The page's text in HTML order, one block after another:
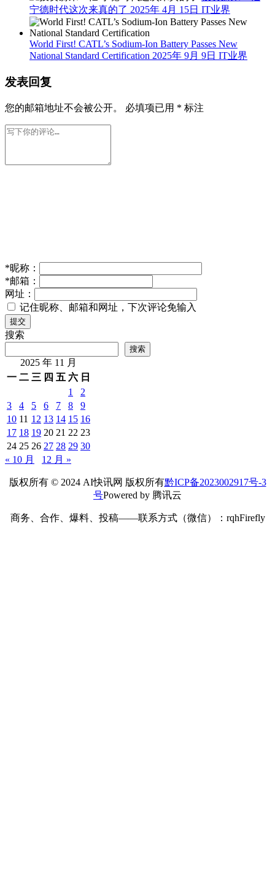
宁德时代这次来真的了 2025年 4月 15日 IT业界
World First! CATL’s Sodium-Ion Battery Passes New
National Standard Certification 2025年 9月 9日 IT业界
发表回复
您的邮箱地址不会被公开。 必填项已用 * 标注
*昵称：
*邮箱：
网址：
记住昵称、邮箱和网址，下次评论免输入
提交
搜索
搜索
2025 年 11 月
一 二 三 四 五 六 日
1
2
3
4 5 6 7 8
9
10 11 12 13 14 15 16
17 18 19 20 21 22 23
24 25 26 27 28 29 30
« 10 月
12 月 »
版权所有 © 2024 AI快讯网 版权所有黔ICP备2023002917号-3
号Powered by 腾讯云
商务、合作、爆料、投稿——联系方式（微信）：rqhFirefly